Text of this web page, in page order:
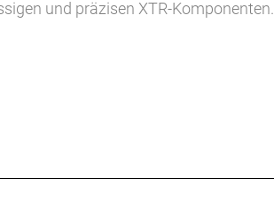
und präzisen XTR-Komponenten.
die feinen Dinge des Lebens
hat: Shimano XTR-Antrieb, FOX